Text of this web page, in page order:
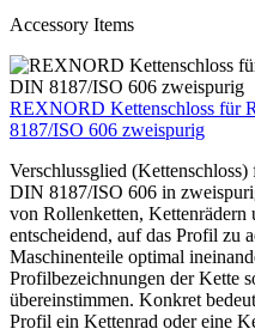
Accessory Items
REXNORD Kettenschloss für
8187/ISO 606 zweispurig
Verschlussglied
DIN 8187/ISO 606 in
von Rollenketten, Kettenrädern
entscheidend, auf das Profil zu
Maschinenteile optimal
Profilbezeichnungen der Kette
übereinstimmen. Konkret
Profil ein Kettenrad oder eine